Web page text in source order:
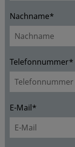
Nachname*
Telefonnummer*
E-Mail*